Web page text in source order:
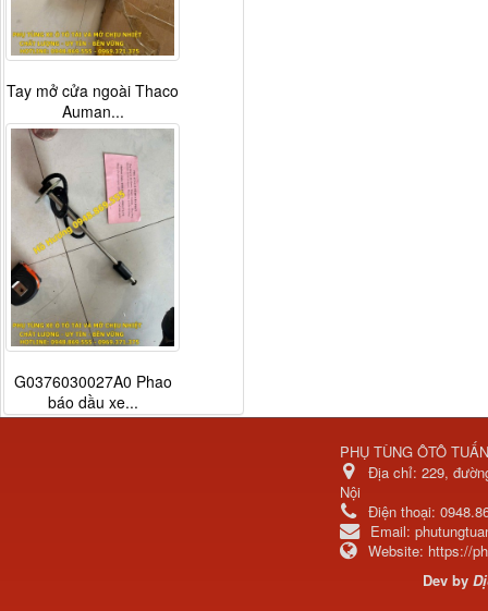
Tay mở cửa ngoài Thaco
Auman...
G0376030027A0 Phao
báo dầu xe...
PHỤ TÙNG ÔTÔ
Địa chỉ: 229,
Nội
Điện thoại:
Email:
Website: https://
Dev by